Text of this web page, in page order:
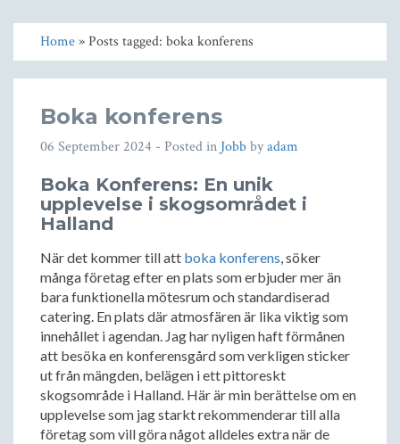
Home» Posts tagged: boka konferens
Boka konferens
06 September 2024 - Posted in Jobbbyadam
Boka Konferens: En unik
upplevelse i skogsområdet i
Halland
När det kommer till att boka konferens, söker
många företag efter en plats som erbjuder mer än
bara funktionella mötesrum och standardiserad
catering. En plats där atmosfären är lika viktig som
innehållet i agendan. Jag har nyligen haft förmånen
att besöka en konferensgård som verkligen sticker
ut från mängden, belägen i ett pittoreskt
skogsområde i Halland. Här är min berättelse om en
upplevelse som jag starkt rekommenderar till alla
företag som vill göra något alldeles extra när de